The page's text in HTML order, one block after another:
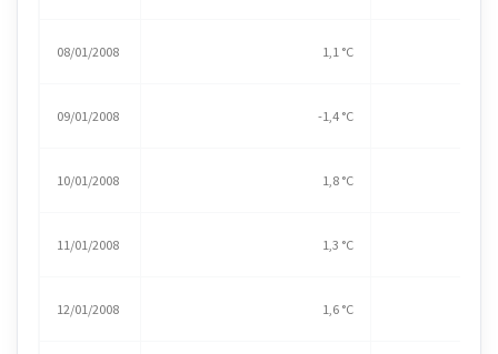
08/01/2008 1,1 °C
09/01/2008 -1,4 °C
10/01/2008 1,8 °C
11/01/2008 1,3 °C
12/01/2008 1,6 °C